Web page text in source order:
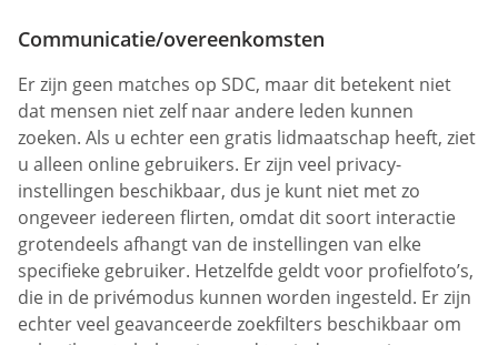
Communicatie/overeenkomsten
Er zijn geen matches op SDC, maar dit betekent niet
dat mensen niet zelf naar andere leden kunnen
zoeken. Als u echter een gratis lidmaatschap heeft, ziet
u alleen online gebruikers. Er zijn veel privacy-
instellingen beschikbaar, dus je kunt niet met zo
ongeveer iedereen flirten, omdat dit soort interactie
grotendeels afhangt van de instellingen van elke
specifieke gebruiker. Hetzelfde geldt voor profielfoto’s,
die in de privémodus kunnen worden ingesteld. Er zijn
echter veel geavanceerde zoekfilters beschikbaar om